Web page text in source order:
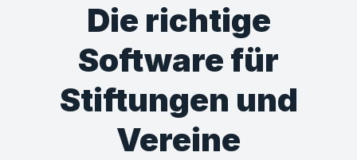
Die richtige
Software für
Stiftungen und
Vereine